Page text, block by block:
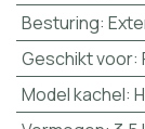
Besturing:
Geschikt voor:
Model kachel: